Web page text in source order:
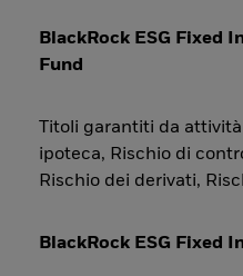
BlackRock ESG Fixed
Fund
Titoli garantiti da
ipoteca, Rischio di
Rischio dei derivati,
BlackRock ESG Fixed